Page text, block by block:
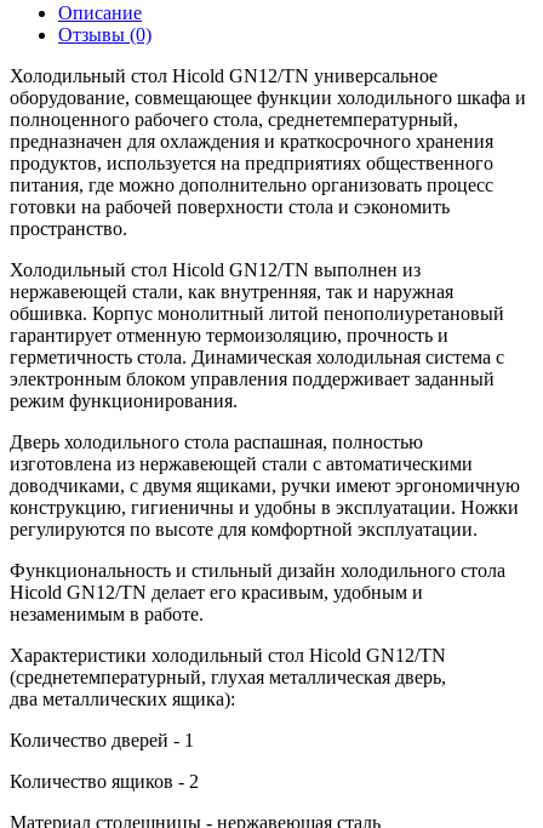
Описание
Отзывы (0)
Холодильный стол Hicold GN12/TN универсальное
оборудование, совмещающее функции холодильного шкафа и
полноценного рабочего стола, среднетемпературный,
предназначен для охлаждения и краткосрочного хранения
продуктов, используется на предприятиях общественного
питания, где можно дополнительно организовать процесс
готовки на рабочей поверхности стола и сэкономить
пространство.
Холодильный стол Hicold GN12/TN выполнен из
нержавеющей стали, как внутренняя, так и наружная
обшивка. Корпус монолитный литой пенополиуретановый
гарантирует отменную термоизоляцию, прочность и
герметичность стола. Динамическая холодильная система с
электронным блоком управления поддерживает заданный
режим функционирования.
Дверь холодильного стола распашная, полностью
изготовлена из нержавеющей стали с автоматическими
доводчиками, с двумя ящиками, ручки имеют эргономичную
конструкцию, гигиеничны и удобны в эксплуатации. Ножки
регулируются по высоте для комфортной эксплуатации.
Функциональность и стильный дизайн холодильного стола
Hicold GN12/TN делает его красивым, удобным и
незаменимым в работе.
Характеристики холодильный стол Hicold GN12/TN
(среднетемпературный, глухая металлическая дверь,
два металлических ящика):
Количество дверей - 1
Количество ящиков - 2
Материал столешницы - нержавеющая сталь